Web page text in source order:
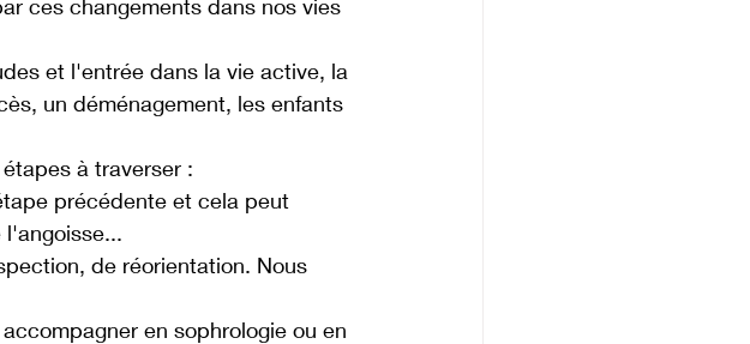
ces changements dans nos vies
et l'entrée dans la vie active, la
un déménagement, les enfants
à traverser :
précédente et cela peut
de réorientation. Nous
en sophrologie ou en